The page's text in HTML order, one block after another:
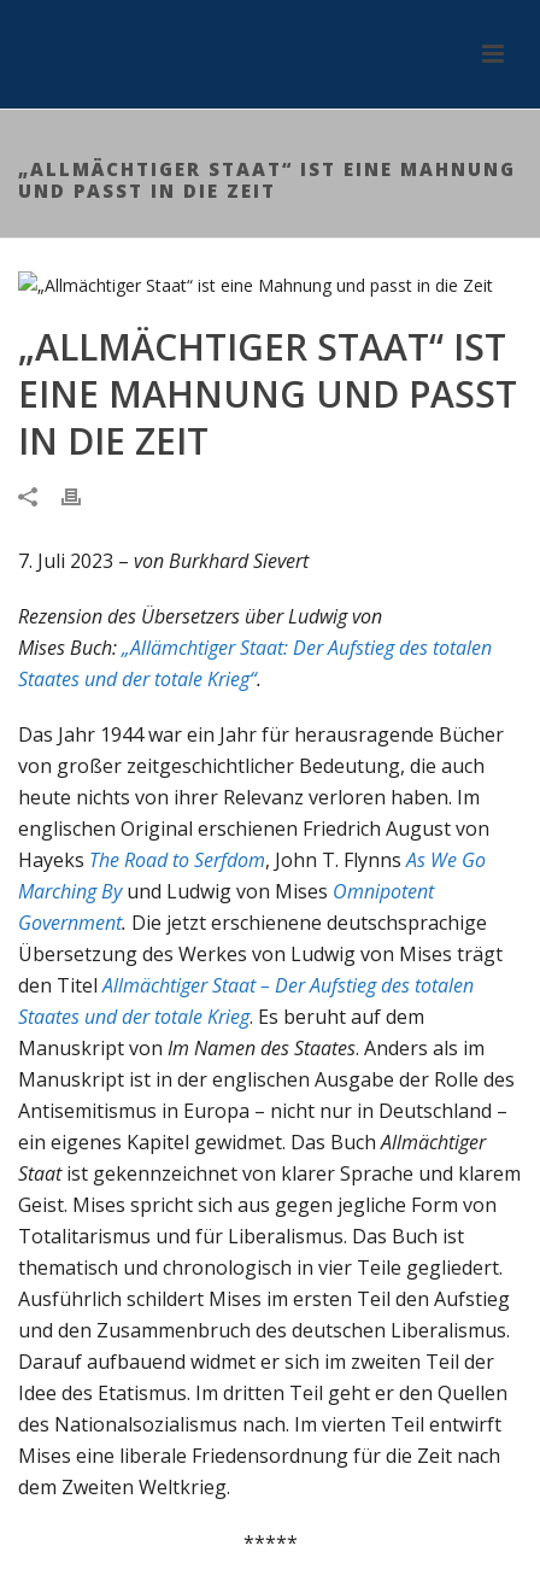
„ALLMÄCHTIGER STAAT“ IST EINE MAHNUNG
UND PASST IN DIE ZEIT
„ALLMÄCHTIGER STAAT“ IST
EINE MAHNUNG UND PASST
IN DIE ZEIT
7. Juli 2023 – von Burkhard Sievert
Rezension des Übersetzers über Ludwig von
Mises Buch:„Allämchtiger Staat: Der Aufstieg des totalen
Staates und der totale Krieg“.
Das Jahr 1944 war ein Jahr für herausragende Bücher
von großer zeitgeschichtlicher Bedeutung, die auch
heute nichts von ihrer Relevanz verloren haben. Im
englischen Original erschienen Friedrich August von
Hayeks The Road to Serfdom, John T. FlynnsAs We Go
Marching Byund Ludwig von Mises Omnipotent
Government. Die jetzt erschienene deutschsprachige
Übersetzung des Werkes von Ludwig von Mises trägt
den TitelAllmächtiger Staat – Der Aufstieg des totalen
Staates und der totale Krieg. Es beruht auf dem
Manuskript von Im Namen des Staates. Anders als im
Manuskript ist in der englischen Ausgabe der Rolle des
Antisemitismus in Europa – nicht nur in Deutschland –
ein eigenes Kapitel gewidmet. Das BuchAllmächtiger
Staatist gekennzeichnet von klarer Sprache und klarem
Geist. Mises spricht sich aus gegen jegliche Form von
Totalitarismus und für Liberalismus. Das Buch ist
thematisch und chronologisch in vier Teile gegliedert.
Ausführlich schildert Mises im ersten Teil den Aufstieg
und den Zusammenbruch des deutschen Liberalismus.
Darauf aufbauend widmet er sich im zweiten Teil der
Idee des Etatismus. Im dritten Teil geht er den Quellen
des Nationalsozialismus nach. Im vierten Teil entwirft
Mises eine liberale Friedensordnung für die Zeit nach
dem Zweiten Weltkrieg.
*****